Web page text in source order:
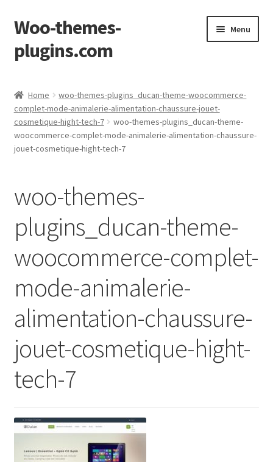
Pular
para
navegação
Pular
para
o
Woo-themes-
plugins.com
Menu
Carrinho
Concluir
Minha Conta
Home
woo-themes-plugins_ducan-theme-woocommerce-
complet-mode-animalerie-alimentation-chaussure-jouet-
cosmetique-hight-tech-7
woo-themes-plugins_ducan-theme-
woocommerce-complet-mode-animalerie-alimentation-chaussure-
jouet-cosmetique-hight-tech-7
woo-themes-
plugins_ducan-theme-
woocommerce-complet-
mode-animalerie-
alimentation-chaussure-
jouet-cosmetique-hight-
tech-7